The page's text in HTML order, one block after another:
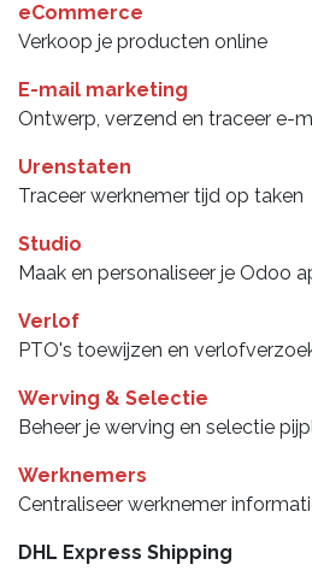
eCommerce
Verkoop je producten online
E-mail marketing
Ontwerp, verzend en traceer e-
Urenstaten
Traceer werknemer tijd op taken
Studio
Maak en personaliseer je Odoo
Verlof
PTO's toewijzen en
Werving & Selectie
Beheer je werving en selectie
Werknemers
Centraliseer werknemer
DHL Express Shipping